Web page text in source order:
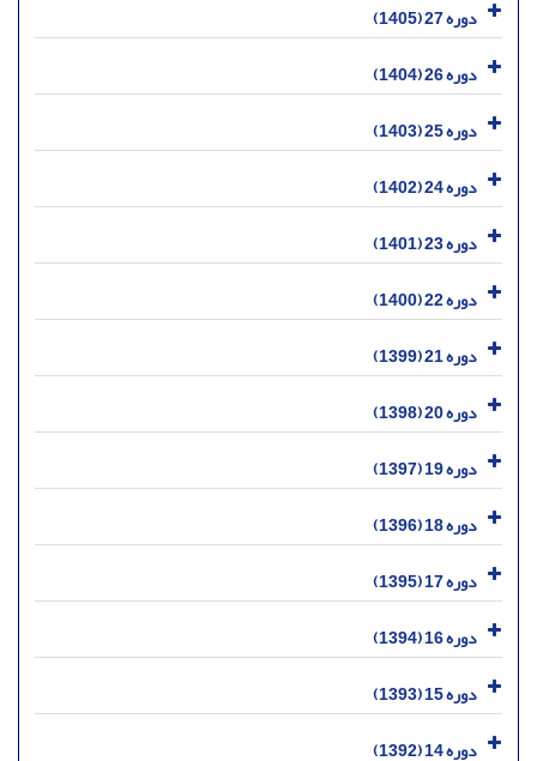
دوره 27 (1405)
دوره 26 (1404)
دوره 25 (1403)
دوره 24 (1402)
دوره 23 (1401)
دوره 22 (1400)
دوره 21 (1399)
دوره 20 (1398)
دوره 19 (1397)
دوره 18 (1396)
دوره 17 (1395)
دوره 16 (1394)
دوره 15 (1393)
دوره 14 (1392)